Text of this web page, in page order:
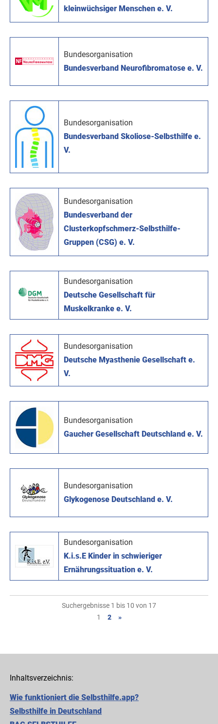
kleinwüchsiger Menschen e. V.
Bundesorganisation
Bundesverband Neurofibromatose e. V.
Bundesorganisation
Bundesverband Skoliose-Selbsthilfe e.
V.
Bundesorganisation
Bundesverband der
Clusterkopfschmerz-Selbsthilfe-
Gruppen (CSG) e. V.
Bundesorganisation
Deutsche Gesellschaft für
Muskelkranke e. V.
Bundesorganisation
Deutsche Myasthenie Gesellschaft e.
V.
Bundesorganisation
Gaucher Gesellschaft Deutschland e. V.
Bundesorganisation
Glykogenose Deutschland e. V.
Bundesorganisation
K.i.s.E Kinder in schwieriger
Ernährungssituation e. V.
Suchergebnisse 1 bis 10 von 17
1
2 »
Inhaltsverzeichnis:
Wie funktioniert die Selbsthilfe.app?
Selbsthilfe in Deutschland